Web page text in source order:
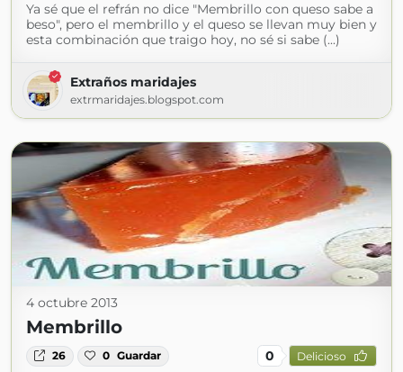
Ya sé que el refrán no dice "Membrillo con queso sabe a
beso", pero el membrillo y el queso se llevan muy bien y
esta combinación que traigo hoy, no sé si sabe (...)
Extraños maridajes
extrmaridajes.blogspot.com
4 octubre 2013
Membrillo
26 0 Guardar 0 Delicioso